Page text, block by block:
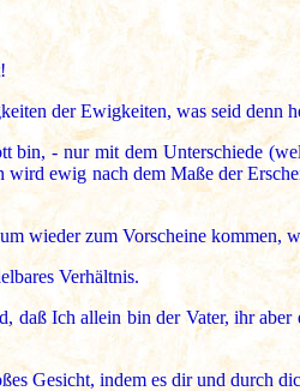
der Ewigkeiten, was seid denn
- nur mit dem Unterschiede
ewig nach dem Maße der
wieder zum Vorscheine kommen,
Verhältnis.
daß Ich allein bin der Vater, ihr
Gesicht, indem es dir und durch